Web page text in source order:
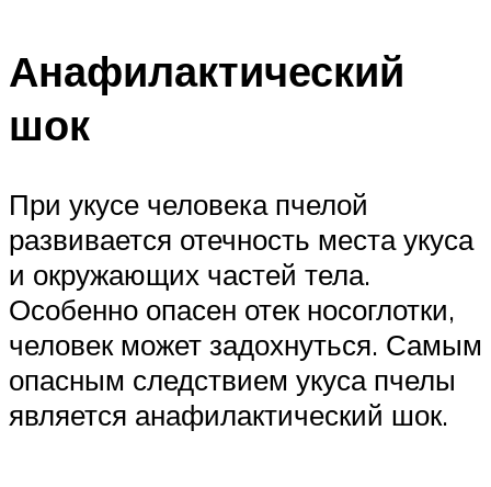
Анафилактический
шок
При укусе человека пчелой
развивается отечность места укуса
и окружающих частей тела.
Особенно опасен отек носоглотки,
человек может задохнуться. Самым
опасным следствием укуса пчелы
является анафилактический шок.